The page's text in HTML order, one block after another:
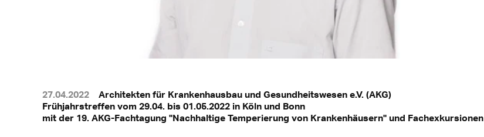
27.04.2022
Architekten für Krankenhausbau und Gesundheitswesen e.V. (AKG)
Frühjahrstreffen vom 29.04. bis 01.05.2022 in Köln und Bonn
mit der 19. AKG-Fachtagung "Nachhaltige Temperierung von Krankenhäusern" und Fachexkursionen